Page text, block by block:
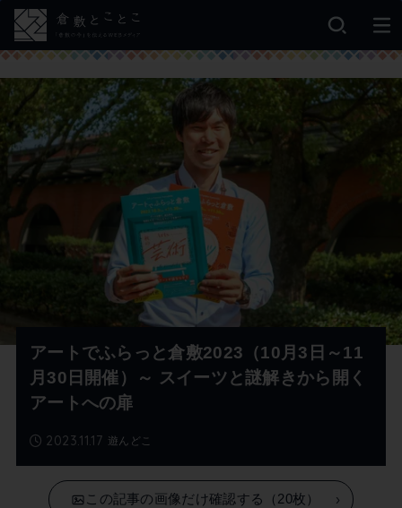
遊んどこ
2023.11.17
アートでふらっと倉敷2023（10月3日～11
月30日開催）～ スイーツと謎解きから開く
アートへの扉
この記事の画像だけ確認する（20枚）